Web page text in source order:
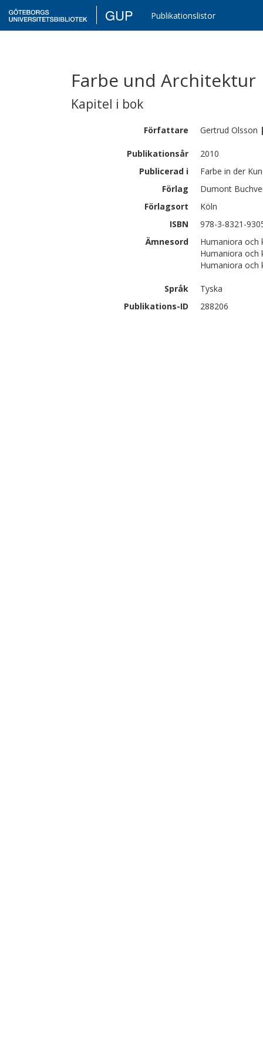
GUP Publikationslistor
Farbe und Architektur
Kapitel i bok
Författare Gertrud Olsson
Publikationsår
2010
Publicerad i
Farbe in der
Förlag
Dumont
Förlagsort
Köln
ISBN
978-3-8321-
Ämnesord
Humaniora
Humaniora
Humaniora
Språk
Tyska
Publikations-ID
288206